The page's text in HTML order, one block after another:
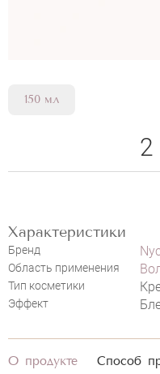
150 мл
Характеристики
Бренд
Область применения
Тип косметики
Эффект
2
О продукте Способ